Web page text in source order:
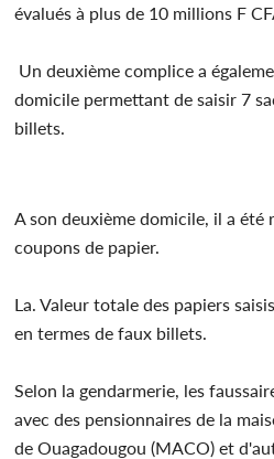
évalués à plus de 10 millions F
Un deuxième complice a
domicile permettant de saisir 7
billets.
A son deuxième domicile, il a été
coupons de papier.
La. Valeur totale des papiers
en termes de faux billets.
Selon la gendarmerie, les
avec des pensionnaires de la
de Ouagadougou (MACO) et